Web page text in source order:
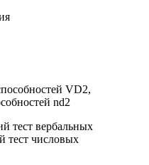
VD2,
nd2
тест вербальных
тест числовых